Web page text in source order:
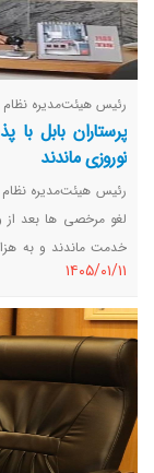
رئیس هیئت‌مدیره نظام
پرستاران بابل
نوروزی ماندند
رئیس هیئت‌مدیره نظام
لغو مرخصی ها بعد از
خدمت ماندند و به
کامل هستند.
١٤٠٥/٠١/١١